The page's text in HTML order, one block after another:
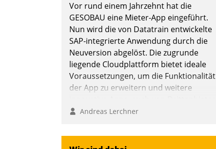
Vor rund einem Jahrzehnt hat die
GESOBAU eine Mieter-App eingeführt.
Nun wird die von Datatrain entwickelte
SAP-integrierte Anwendung durch die
Neuversion abgelöst. Die zugrunde
liegende Cloudplattform bietet ideale
Voraussetzungen, um die Funktionalität
der App zu erweitern und weitere
in SAP zu integrieren.
Andreas Lerchner